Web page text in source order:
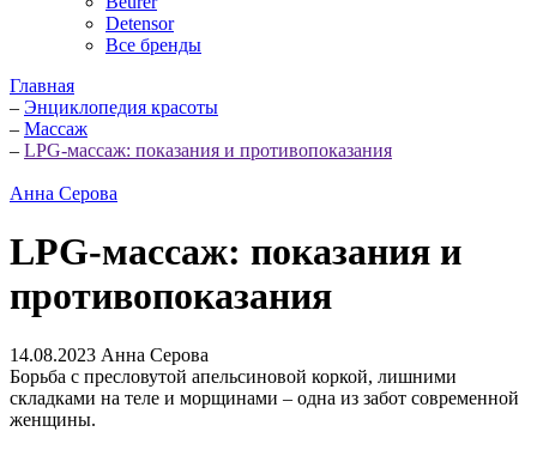
Detensor
Все бренды
Главная
– Энциклопедия красоты
– Массаж
– LPG-массаж: показания и противопоказания
Анна Серова
LPG-массаж: показания и
противопоказания
14.08.2023 Анна Серова
Борьба с пресловутой апельсиновой коркой, лишними
складками на теле и морщинами – одна из забот современной
женщины.